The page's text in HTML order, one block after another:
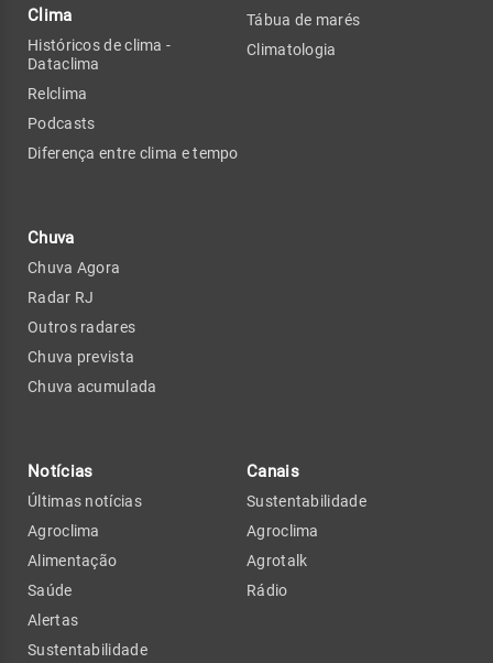
Clima
Históricos de clima -
Dataclima
Relclima
Podcasts
Diferença entre clima e tempo
Chuva
Chuva Agora
Radar RJ
Outros radares
Chuva prevista
Chuva acumulada
Tábua de marés
Climatologia
Notícias
Últimas notícias
Agroclima
Alimentação
Saúde
Alertas
Sustentabilidade
Canais
Sustentabilidade
Agroclima
Agrotalk
Rádio